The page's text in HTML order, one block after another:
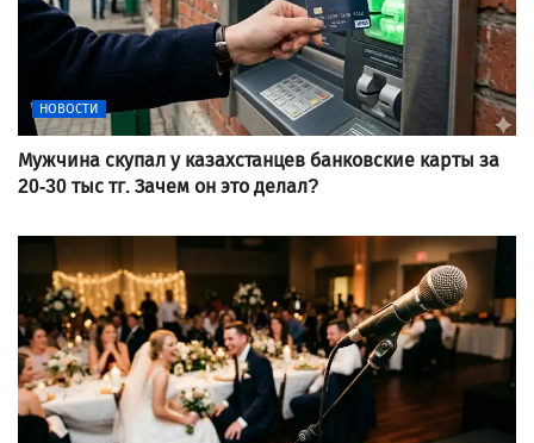
НОВОСТИ
Мужчина скупал у казахстанцев банковские карты за
20-30 тыс тг. Зачем он это делал?